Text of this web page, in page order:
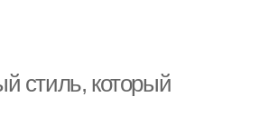
стиль, который